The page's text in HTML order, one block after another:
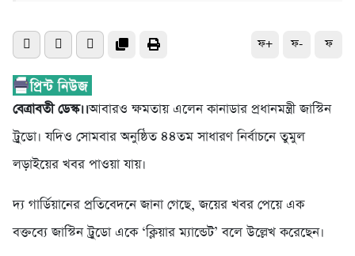
ফ+ ফ- ফ
বেত্রাবতী ডেস্ক।।আবারও ক্ষমতায় এলেন কানাডার প্রধানমন্ত্রী জাস্টিন
ট্রুডো। যদিও সোমবার অনুষ্ঠিত ৪৪তম সাধারণ নির্বাচনে তুমুল
লড়াইয়ের খবর পাওয়া যায়।
দ্য গার্ডিয়ানের প্রতিবেদনে জানা গেছে, জয়ের খবর পেয়ে এক
বক্তব্যে জাস্টিন ট্রুডো একে ‘ক্লিয়ার ম্যান্ডেট’ বলে উল্লেখ করেছেন।